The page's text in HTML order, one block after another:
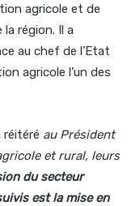
agricole et de
région. Il a
au chef de l’Etat
agricole l’un des
réitéré au Président
et rural, leurs
du secteur
est la mise en